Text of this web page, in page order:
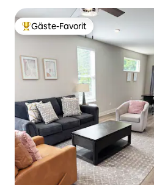
Beliebter Gäste-Favorit.
Gäste-Favorit